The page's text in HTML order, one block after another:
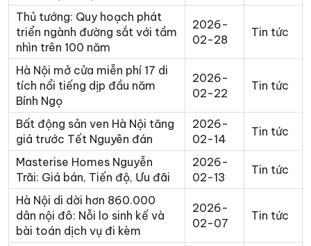
Thủ tướng: Quy hoạch phát
triển ngành đường sắt với tầm
nhìn trên 100 năm
2026-
02-28
Tin tức
Hà Nội mở cửa miễn phí 17 di
tích nổi tiếng dịp đầu năm
Bính Ngọ
2026-
02-22
Tin tức
Bất động sản ven Hà Nội tăng
giá trước Tết Nguyên đán
2026-
02-14
Tin tức
Masterise Homes Nguyễn
Trãi: Giá bán, Tiến độ, Ưu đãi
2026-
02-13
Tin tức
Hà Nội di dời hơn 860.000
dân nội đô: Nỗi lo sinh kế và
bài toán dịch vụ đi kèm
2026-
02-07
Tin tức